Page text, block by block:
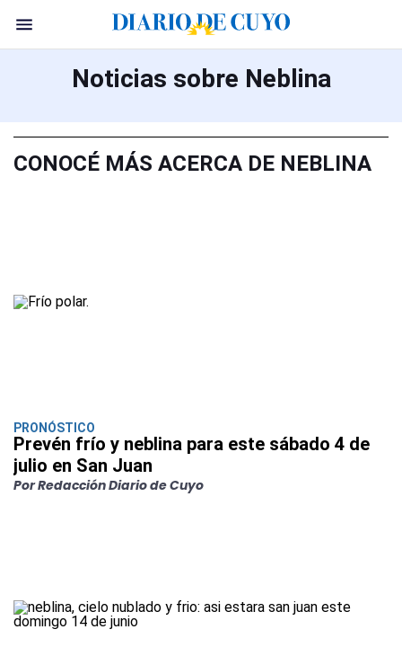
Noticias sobre Neblina
CONOCÉ MÁS ACERCA DE NEBLINA
PRONÓSTICO
Prevén frío y neblina para este sábado 4 de
julio en San Juan
Por Redacción Diario de Cuyo